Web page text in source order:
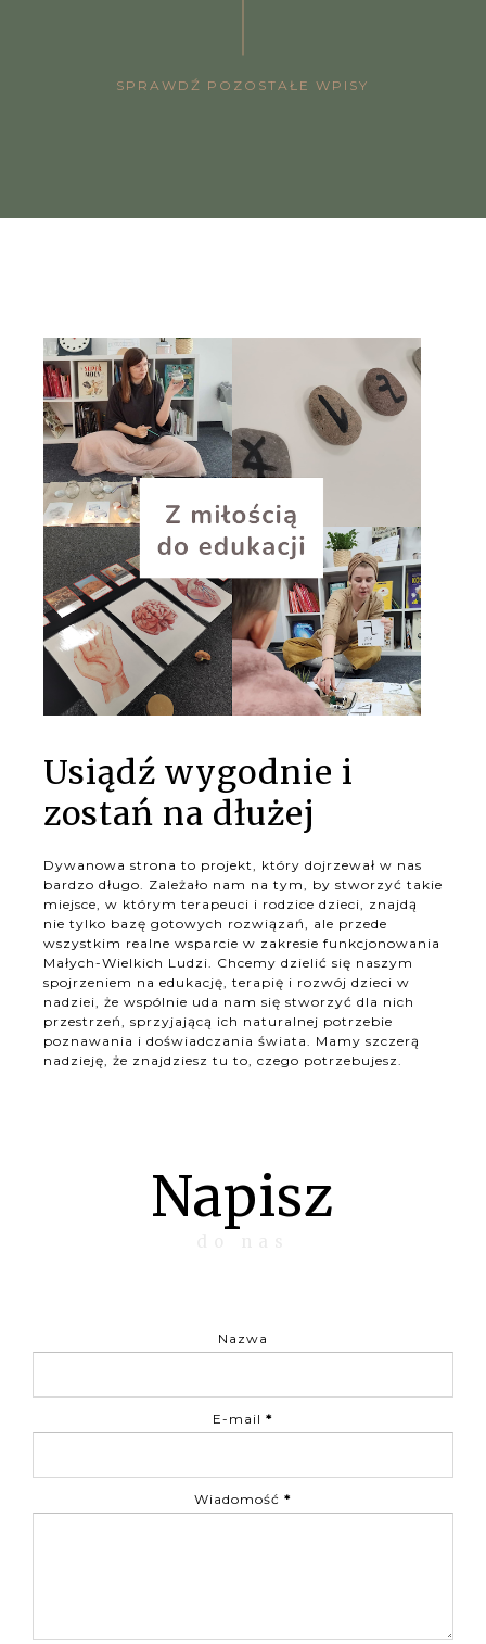
SPRAWDŹ POZOSTAŁE WPISY
Usiądź wygodnie i
zostań na dłużej
Dywanowa strona to projekt, który dojrzewał w nas
bardzo długo. Zależało nam na tym, by stworzyć takie
miejsce, w którym terapeuci i rodzice dzieci, znajdą
nie tylko bazę gotowych rozwiązań, ale przede
wszystkim realne wsparcie w zakresie funkcjonowania
Małych-Wielkich Ludzi. Chcemy dzielić się naszym
spojrzeniem na edukację, terapię i rozwój dzieci w
nadziei, że wspólnie uda nam się stworzyć dla nich
przestrzeń, sprzyjającą ich naturalnej potrzebie
poznawania i doświadczania świata. Mamy szczerą
nadzieję, że znajdziesz tu to, czego potrzebujesz.
Napisz
Nazwa
E-mail*
Wiadomość*